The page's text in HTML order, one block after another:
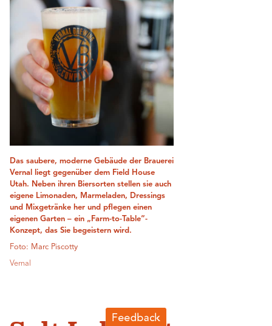
Das saubere, moderne Gebäude der Brauerei
Vernal liegt gegenüber dem Field House
Utah. Neben ihren Biersorten stellen sie auch
eigene Limonaden, Marmeladen, Dressings
und Mixgetränke her und pflegen einen
eigenen Garten – ein „Farm-to-Table“-
Konzept, das Sie begeistern wird.
Foto: Marc Piscotty
Vernal